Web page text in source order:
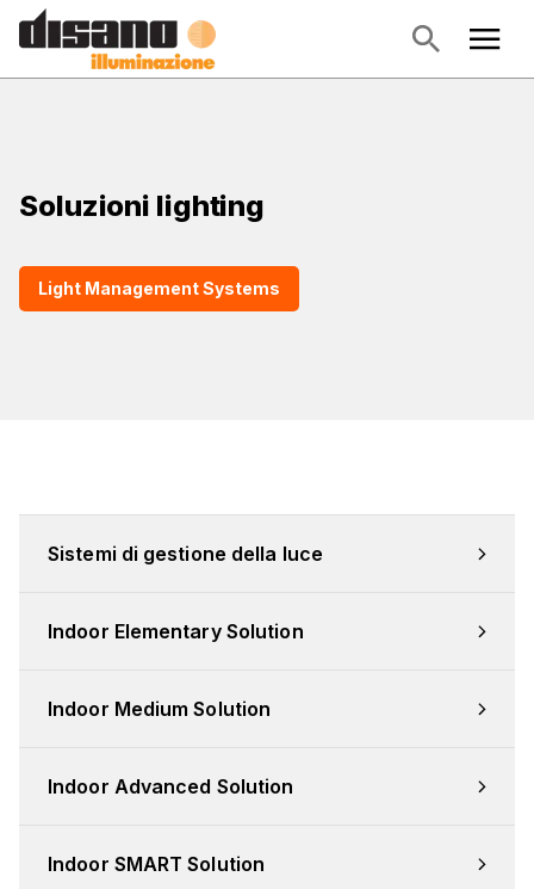
Soluzioni lighting
Light Management Systems
Sistemi di gestione della luce
Indoor Elementary Solution
Indoor Medium Solution
Indoor Advanced Solution
Indoor SMART Solution